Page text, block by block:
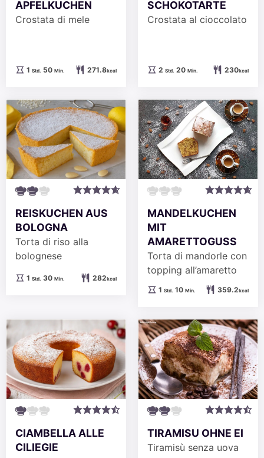
APFELKUCHEN
Crostata di mele
1Stunde
Std. 50Minuten
Min. 271.8kcal
SCHOKOTARTE
Crostata al cioccolato
2Stunden
Std. 20Minuten
Min. 230kcal
REISKUCHEN AUS
BOLOGNA
Torta di riso alla
bolognese
1Stunde
Std. 30Minuten
Min. 282kcal
MANDELKUCHEN
MIT
AMARETTOGUSS
Torta di mandorle con
topping all’amaretto
1Stunde
Std. 10Minuten
Min. 359.2kcal
CIAMBELLA ALLE
CILIEGIE
TIRAMISU OHNE EI
Tiramisù senza uova